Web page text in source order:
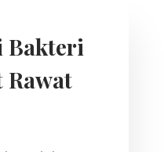
Bakteri
Rawat